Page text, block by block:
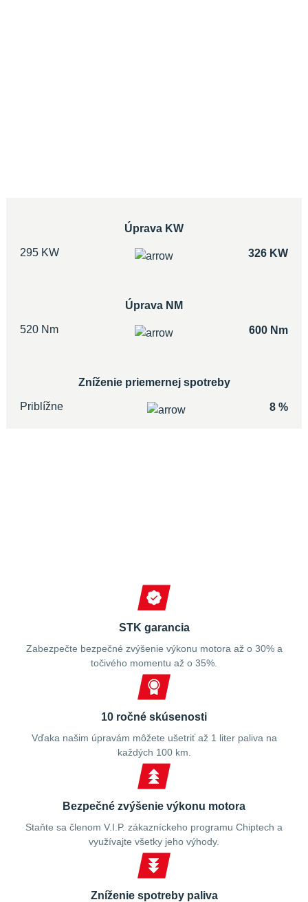
Úprava KW
295 KW 326 KW
Úprava NM
520 Nm 600 Nm
Zníženie priemernej spotreby
Priblížne 8 %
STK garancia
Zabezpečte bezpečné zvýšenie výkonu motora až o 30% a
točivého momentu až o 35%.
10 ročné skúsenosti
Vďaka našim úpravám môžete ušetriť až 1 liter paliva na
každých 100 km.
Bezpečné zvýšenie výkonu motora
Staňte sa členom V.I.P. zákazníckeho programu Chiptech a
využívajte všetky jeho výhody.
Zníženie spotreby paliva